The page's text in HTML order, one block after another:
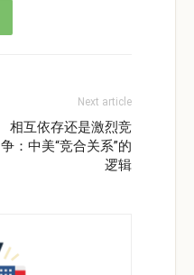
Next article
相互依存还是激烈竞
争：中美“竞合关系”的
逻辑